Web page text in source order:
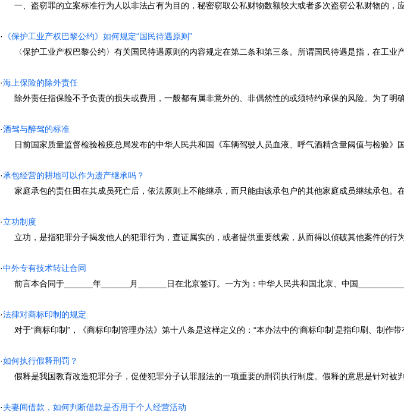
一、盗窃罪的立案标准行为人以非法占有为目的，秘密窃取公私财物数额较大或者多次盗窃公私财物的，
·
《保护工业产权巴黎公约》如何规定“国民待遇原则”
〈保护工业产权巴黎公约〉有关国民待遇原则的内容规定在第二条和第三条。所谓国民待遇是指，在工业
·海上保险的除外责任
除外责任指保险不予负责的损失或费用，一般都有属非意外的、非偶然性的或须特约承保的风险。为了明
·酒驾与醉驾的标准
日前国家质量监督检验检疫总局发布的中华人民共和国《车辆驾驶人员血液、呼气酒精含量阈值与检验
·承包经营的耕地可以作为遗产继承吗？
家庭承包的责任田在其成员死亡后，依法原则上不能继承，而只能由该承包户的其他家庭成员继续承包。
·立功制度
立功，是指犯罪分子揭发他人的犯罪行为，查证属实的，或者提供重要线索，从而得以侦破其他案件的行
·中外专有技术转让合同
前言本合同于______年______月______日在北京签订。一方为：中华人民共和国北京、中国
·法律对商标印制的规定
对于“商标印制”，《商标印制管理办法》第十八条是这样定义的：“本办法中的‘商标印制’是指印刷、制作
·如何执行假释刑罚？
假释是我国教育改造犯罪分子，促使犯罪分子认罪服法的一项重要的刑罚执行制度。假释的意思是针对被
·夫妻间借款，如何判断借款是否用于个人经营活动